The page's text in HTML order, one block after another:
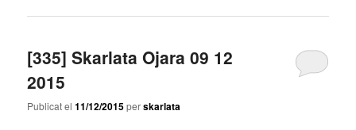
[335] Skarlata Ojara 09 12
2015
Publicat el11/12/2015perskarlata